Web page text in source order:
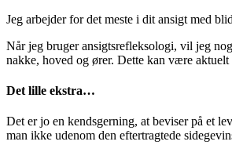
Jeg arbejder for det meste i dit ansigt med
Når jeg bruger ansigtsrefleksologi, vil jeg
nakke, hoved og ører. Dette kan være
Det lille ekstra…
Det er jo en kendsgerning, at beviser på et
man ikke udenom den eftertragtede